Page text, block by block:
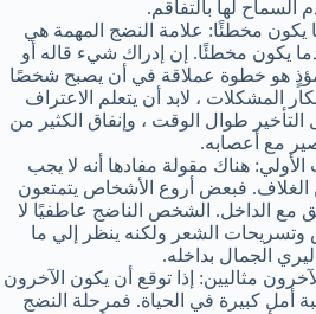
لها بالتفاقم.
يكون مخطئًا: علامة النضج المهمة هي
يكون مخطئًا. إن إدراك شيء قاله أو
مؤذٍ هو خطوة عملاقة في أن يصبح شخصًا
المشكلات ، لابد أن يتعلم الاعتراف
طوال الوقت ، وإنفاق الكثير من
مع أعصابه.
هناك مقولة مفادها أنه لا يجب
الغلاف. فبعض أروع الأشخاص يتمتعون
مع الداخل. الشخص الناضج عاطفيًا لا
وتسريحات الشعر ولكنه ينظر إلي ما
الجمال بداخله.
مثاليين: إذا توقع أن يكون الآخرون
أمل كبيرة في الحياة. فمرحلة النضج